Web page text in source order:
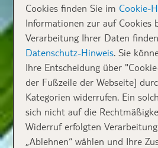
Cookies finden Sie im Cookie-
Informationen zur auf Cookies
Verarbeitung Ihrer Daten
Datenschutz-Hinweis. Sie
Ihre Entscheidung über
der Fußzeile der Webseite]
Kategorien widerrufen. Ein
sich nicht auf die
Widerruf erfolgten
„Ablehnen“ wählen und Ihre